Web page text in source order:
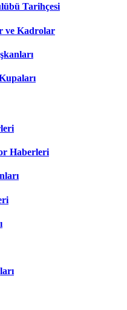
Tarihçesi
ve Kadrolar
Haberleri